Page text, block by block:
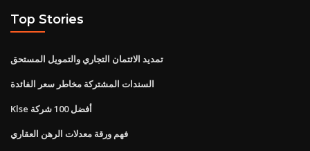
Top Stories
تمديد الائتمان التجاري والتمويل المستحق
السندات المشتركة مخاطر سعر الفائدة
Klse أفضل 100 شركة
فهم ورقة معدلات الرهن العقاري